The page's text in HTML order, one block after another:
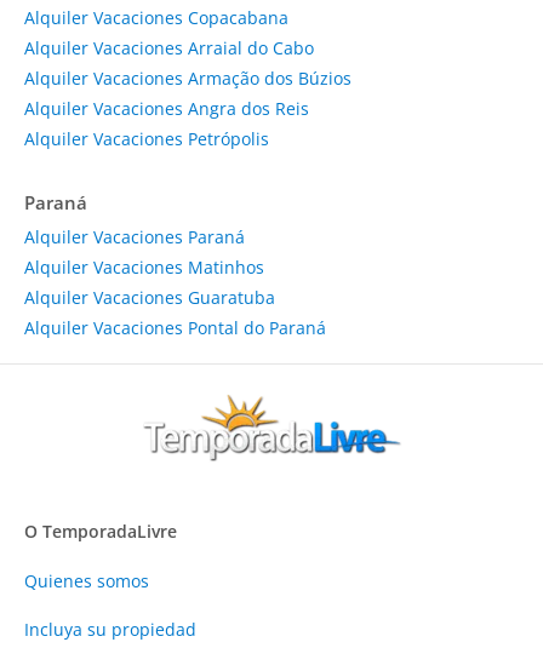
Alquiler Vacaciones Copacabana
Alquiler Vacaciones Arraial do Cabo
Alquiler Vacaciones Armação dos Búzios
Alquiler Vacaciones Angra dos Reis
Alquiler Vacaciones Petrópolis
Paraná
Alquiler Vacaciones Paraná
Alquiler Vacaciones Matinhos
Alquiler Vacaciones Guaratuba
Alquiler Vacaciones Pontal do Paraná
O TemporadaLivre
Quienes somos
Incluya su propiedad